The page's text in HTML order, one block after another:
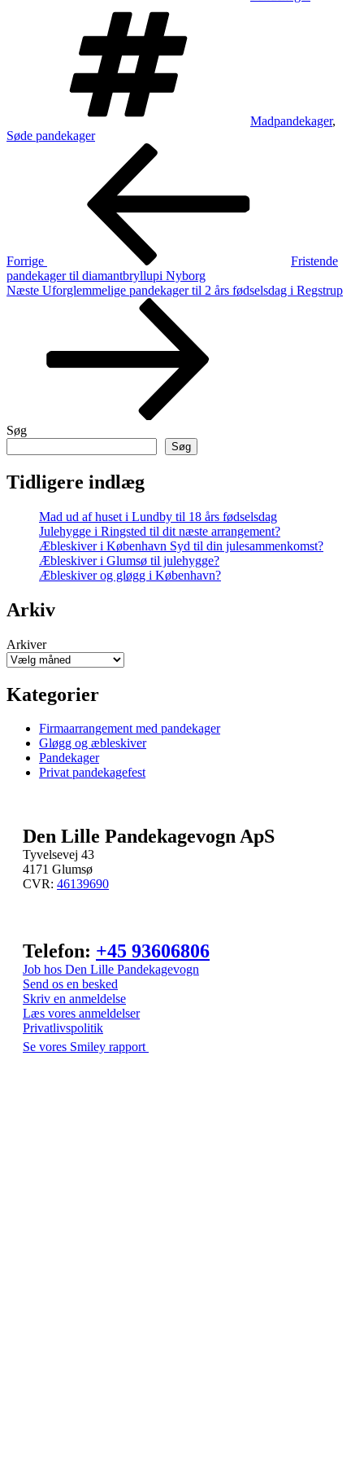
Madpandekager,
Søde pandekager
Indlægsnavigation
Forrige
Fristende
pandekager til diamantbryllupi Nyborg
Næste
Næste Uforglemmelige pandekager til 2 års fødselsdag i Regstrup
Søg
Søg
Tidligere indlæg
Mad ud af huset i Lundby til 18 års fødselsdag
Julehygge i Ringsted til dit næste arrangement?
Æbleskiver i København Syd til din julesammenkomst?
Æbleskiver i Glumsø til julehygge?
Æbleskiver og gløgg i København?
Arkiv
Arkiver
Kategorier
Firmaarrangement med pandekager
Gløgg og æbleskiver
Pandekager
Privat pandekagefest
Den Lille Pandekagevogn ApS
Tyvelsevej 43
4171 Glumsø
CVR: 46139690
Telefon: +45 93606806
Job hos Den Lille Pandekagevogn
Send os en besked
Skriv en anmeldelse
Læs vores anmeldelser
Privatlivspolitik
Se vores Smiley rapport